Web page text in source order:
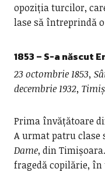
opoziția turcilor,
lase să întreprindă
1853 – S-a născut
23 octombrie 1853,
decembrie 1932,
Prima învățătoare
A urmat patru clase
Dame, din
fragedă copilărie,